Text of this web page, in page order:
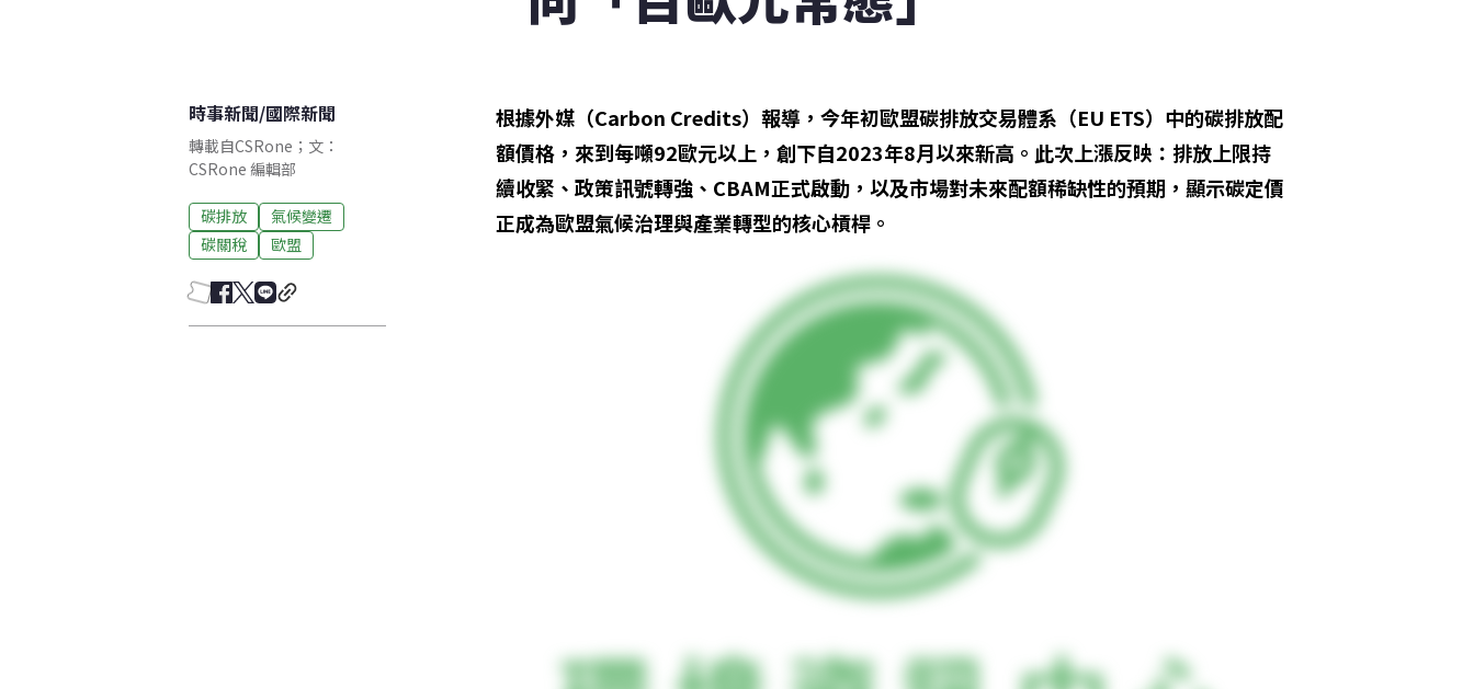
時事新聞/國際新聞
轉載自CSRone；文：
CSRone 編輯部
碳排放
氣候變遷
碳關稅
歐盟
根據外媒（Carbon Credits）報導，今年初歐盟碳排放交易體系（EU ETS）中的碳排放配
額價格，來到每噸92歐元以上，創下自2023年8月以來新高。此次上漲反映：排放上限持
續收緊、政策訊號轉強、CBAM正式啟動，以及市場對未來配額稀缺性的預期，顯示碳定價
正成為歐盟氣候治理與產業轉型的核心槓桿。